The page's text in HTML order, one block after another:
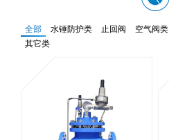
全部 水锤防护类 止回阀 空气阀类
其它类